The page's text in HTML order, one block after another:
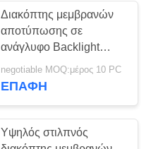
Διακόπτης μεμβρανών
αποτύπωσης σε
ανάγλυφο Backlight
0.18Mm θηλυκό
επικαλύψεων PC της
negotiable MOQ:μέρος 10 PC
ΕΠΑΦΉ
Υψηλός στιλπνός